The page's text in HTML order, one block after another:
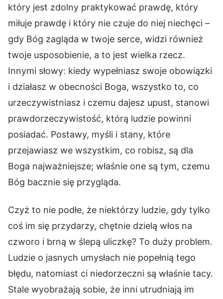
który jest zdolny praktykować prawdę, który
miłuje prawdę i który nie czuje do niej niechęci –
gdy Bóg zagląda w twoje serce, widzi również
twoje usposobienie, a to jest wielka rzecz.
Innymi słowy: kiedy wypełniasz swoje obowiązki
i działasz w obecności Boga, wszystko to, co
urzeczywistniasz i czemu dajesz upust, stanowi
prawdorzeczywistość, którą ludzie powinni
posiadać. Postawy, myśli i stany, które
przejawiasz we wszystkim, co robisz, są dla
Boga najważniejsze; właśnie one są tym, czemu
Bóg bacznie się przygląda.
Czyż to nie podłe, że niektórzy ludzie, gdy tylko
coś im się przydarzy, chętnie dzielą włos na
czworo i brną w ślepą uliczkę? To duży problem.
Ludzie o jasnych umysłach nie popełnią tego
błędu, natomiast ci niedorzeczni są właśnie tacy.
Stale wyobrażają sobie, że inni utrudniają im